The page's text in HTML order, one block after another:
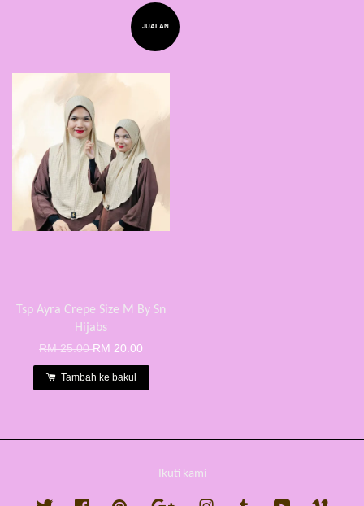
JUALAN
Tsp Ayra Crepe Size M By Sn
Hijabs
RM 25.00RM 20.00
Tambah ke bakul
Ikuti kami